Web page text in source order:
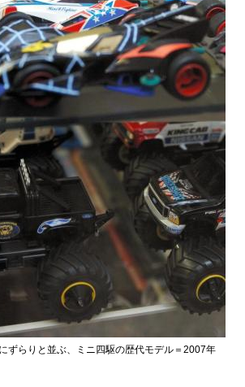
ずらりと並ぶ、ミニ四駆の歴代モデル＝2007年